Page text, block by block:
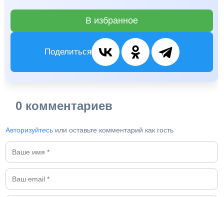
В избранное
Поделиться
0 комментариев
Авторизуйтесь или оставьте комментарий как гость